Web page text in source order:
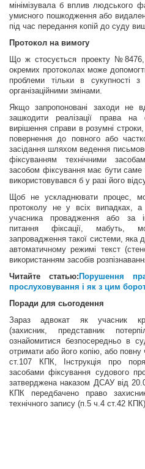
мінімізувала б вплив людського
умисного пошкодження або
під час передання копій до суду
Протокол на вимогу
Що ж стосується проекту №8476,
окремих протоколах може
проблеми тільки в сукупності
організаційними змінами.
Якщо запропоновані заходи не
зашкодити реалізації права
вирішення справи в розумні
повернення до повного або
засідання шляхом ведення
фіксуванням технічними
засобом фіксування має бути саме
використовувався б у разі його
Щоб не ускладнювати процес,
протоколу не у всіх випадках,
учасника провадження або за
питання фіксації, мабуть,
запровадження такої системи, яка
автоматичному режимі текст
використанням засобів
Читайте статью: Порушення
прослуховування і як з цим
Поради для сьогодення
Зараз адвокат як учасник
(захисник, представник
ознайомитися безпосередньо в
отримати або його копію, або повну
ст.107 КПК, Інструкція про
засобами фіксування судового
затверджена наказом ДСАУ від
КПК передбачено право
технічного запису (п.5 ч.4 ст.42